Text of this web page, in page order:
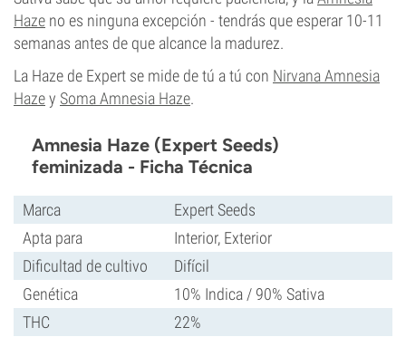
Haze no es ninguna excepción - tendrás que esperar 10-11
semanas antes de que alcance la madurez.
La Haze de Expert se mide de tú a tú con Nirvana Amnesia
Hazey Soma Amnesia Haze.
Amnesia Haze (Expert Seeds)
feminizada - Ficha Técnica
Marca
Expert Seeds
Apta para
Interior, Exterior
Dificultad de cultivo
Difícil
Genética
10% Indica / 90% Sativa
THC
22%